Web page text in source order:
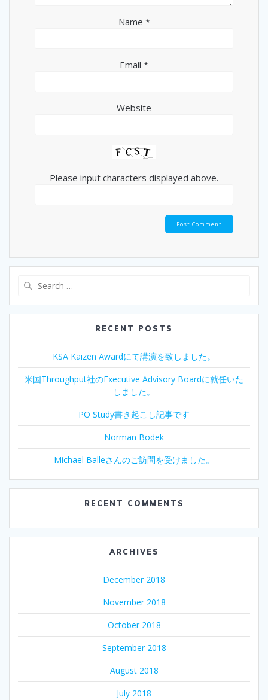
Name *
Email *
Website
Please input characters displayed above.
RECENT POSTS
KSA Kaizen Awardにて講演を致しました。
米国Throughput社のExecutive Advisory Boardに就任いた
しました。
PO Study書き起こし記事です
Norman Bodek
Michael Balleさんのご訪問を受けました。
RECENT COMMENTS
ARCHIVES
December 2018
November 2018
October 2018
September 2018
August 2018
July 2018